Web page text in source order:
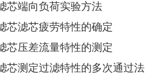
芯端向负荷实验方法
芯滤芯疲劳特性的确定
芯压差流量特性的测定
芯测定过滤特性的多次通过法